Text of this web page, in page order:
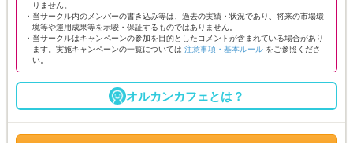
りません。
・当サークル内のメンバーの書き込み等は、過去の実績・状況であり、将来の市場環
境等や運用成果等を示唆・保証するものではありません。
・当サークルはキャンペーンの参加を目的としたコメントが含まれている場合があり
ます。実施キャンペーンの一覧については 注意事項・基本ルール をご参照くださ
い。
オルカンカフェとは？